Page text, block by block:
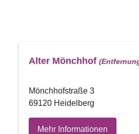
Alter Mönchhof
Mönchhofstraße 3
69120 Heidelberg
Mehr Informationen